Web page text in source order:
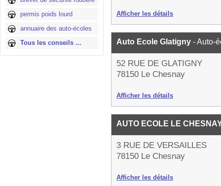
permis poids lourd
annuaire des auto-écoles
Tous les conseils ...
Afficher les détails
Auto Ecole Glatigny - Auto-
52 RUE DE GLATIGNY
78150 Le Chesnay
Afficher les détails
AUTO ECOLE LE
3 RUE DE VERSAILLES
78150 Le Chesnay
Afficher les détails